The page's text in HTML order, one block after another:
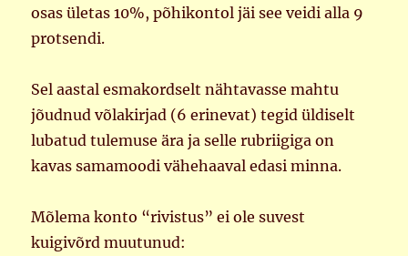
osas ületas 10%, põhikontol jäi see veidi alla 9
protsendi.
Sel aastal esmakordselt nähtavasse mahtu
jõudnud võlakirjad (6 erinevat) tegid üldiselt
lubatud tulemuse ära ja selle rubriigiga on
kavas samamoodi vähehaaval edasi minna.
Mõlema konto “rivistus” ei ole suvest
kuigivõrd muutunud: